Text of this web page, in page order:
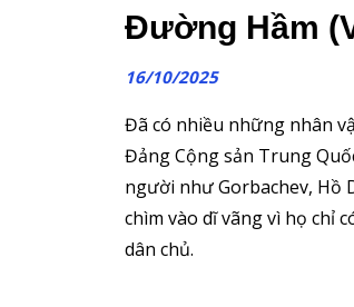
Đường Hầm
16/10/2025
Đã có nhiều những nhân
Đảng Cộng sản Trung
người như Gorbachev, Hồ
chìm vào dĩ vãng vì họ chỉ
dân chủ.